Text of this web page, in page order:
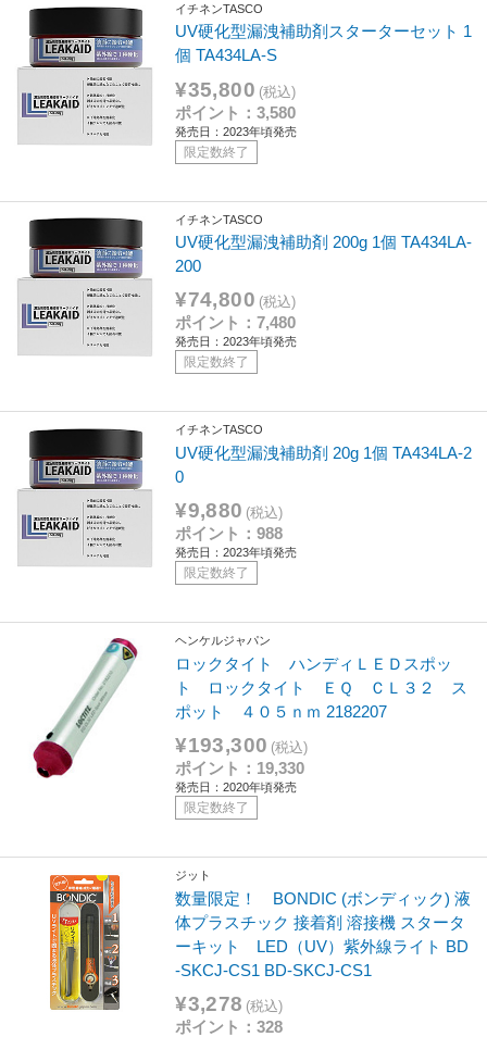
イチネンTASCO
UV硬化型漏洩補助剤スターターセット 1
個 TA434LA-S
¥35,800 (税込)
ポイント：3,580
発売日：2023年頃発売
限定数終了
イチネンTASCO
UV硬化型漏洩補助剤 200g 1個 TA434LA-
200
¥74,800 (税込)
ポイント：7,480
発売日：2023年頃発売
限定数終了
イチネンTASCO
UV硬化型漏洩補助剤 20g 1個 TA434LA-2
0
¥9,880 (税込)
ポイント：988
発売日：2023年頃発売
限定数終了
ヘンケルジャパン
ロックタイト ハンディＬＥＤスポッ
ト ロックタイト ＥＱ ＣＬ３２ ス
ポット ４０５ｎｍ 2182207
¥193,300 (税込)
ポイント：19,330
発売日：2020年頃発売
限定数終了
ジット
数量限定！ BONDIC (ボンディック) 液
体プラスチック 接着剤 溶接機 スタータ
ーキット LED（UV）紫外線ライト BD
-SKCJ-CS1 BD-SKCJ-CS1
¥3,278 (税込)
ポイント：328